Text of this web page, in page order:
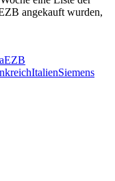
angekauft wurden,
EZB
ItalienSiemens